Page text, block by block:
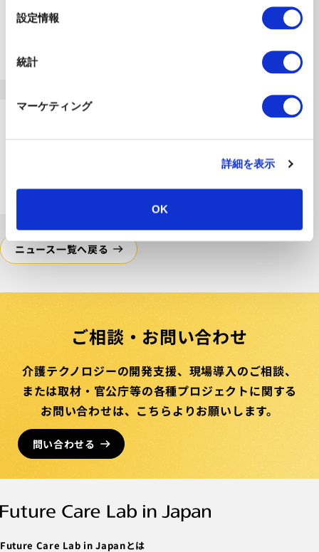
設定情報
統計
マーケティング
詳細を表示
OK
AMED介護テクノロジーポータルサイトの導
2025.07.24
副所長・芳賀が、大阪・関西万博スイスパビ
ニュース一覧へ戻る
ご相談・お問い合わせ
介護テクノロジーの開発支援、 現場導入のご相談、
または取材・官公庁等の各種プロジェクトに関する
お問い合わせは、 こちらよりお願いします。
問い合わせる
Future Care Lab in Japanとは